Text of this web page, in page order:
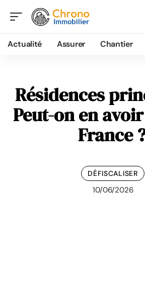
Actualité Assurer Chantier
Résidences
Peut-on en
France
DÉFISCALISER
10/06/2026